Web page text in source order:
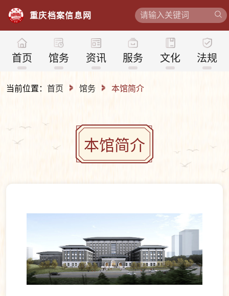
首页 馆务 资讯
重庆档案信息 网
服务 文化 法规
当前位置： 首页 馆务 本馆简介
本馆简介